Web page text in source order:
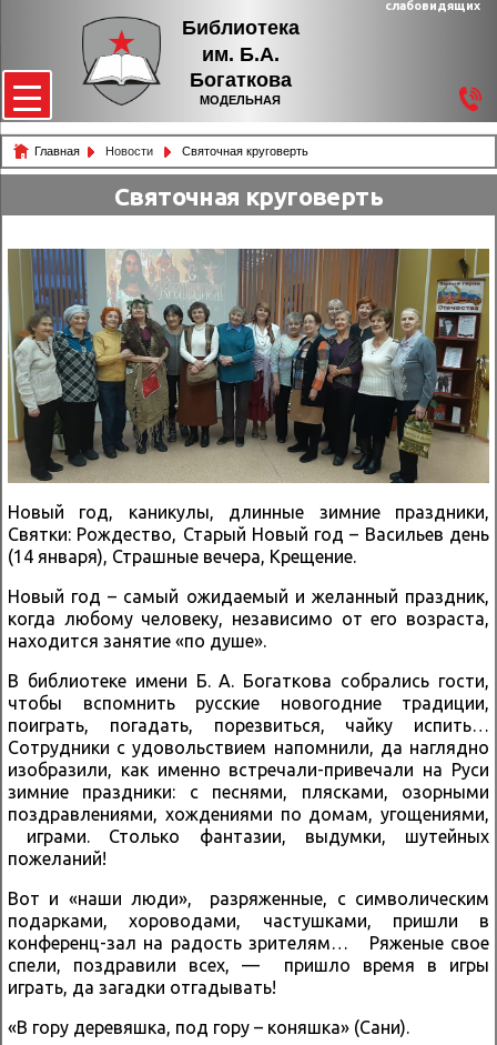
Библиотека
им. Б.А.
Богаткова
МОДЕЛЬНАЯ
слабовидящих
Главная Новости Святочная круговерть
Святочная круговерть
Новый год, каникулы, длинные зимние праздники,
Святки: Рождество, Старый Новый год – Васильев день
(14 января), Страшные вечера, Крещение.
Новый год – самый ожидаемый и желанный праздник,
когда любому человеку, независимо от его возраста,
находится занятие «по душе».
В библиотеке имени Б. А. Богаткова собрались гости,
чтобы вспомнить русские новогодние традиции,
поиграть, погадать, порезвиться, чайку испить…
Сотрудники с удовольствием напомнили, да наглядно
изобразили, как именно встречали-привечали на Руси
зимние праздники: с песнями, плясками, озорными
поздравлениями, хождениями по домам, угощениями,
играми. Столько фантазии, выдумки, шутейных
пожеланий!
Вот и «наши люди», разряженные, с символическим
подарками, хороводами, частушками, пришли в
конференц-зал на радость зрителям… Ряженые свое
спели, поздравили всех, — пришло время в игры
играть, да загадки отгадывать!
«В гору деревяшка, под гору – коняшка» (Сани).